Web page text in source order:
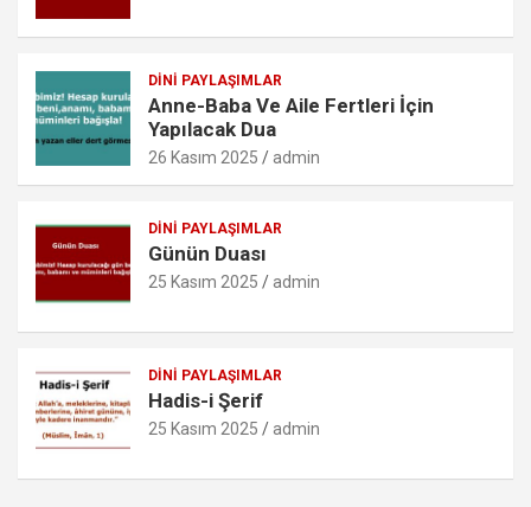
DINI PAYLAŞIMLAR
Anne-Baba Ve Aile Fertleri İçin
Yapılacak Dua
26 Kasım 2025 admin
DINI PAYLAŞIMLAR
Günün Duası
25 Kasım 2025 admin
DINI PAYLAŞIMLAR
Hadis-i Şerif
25 Kasım 2025 admin